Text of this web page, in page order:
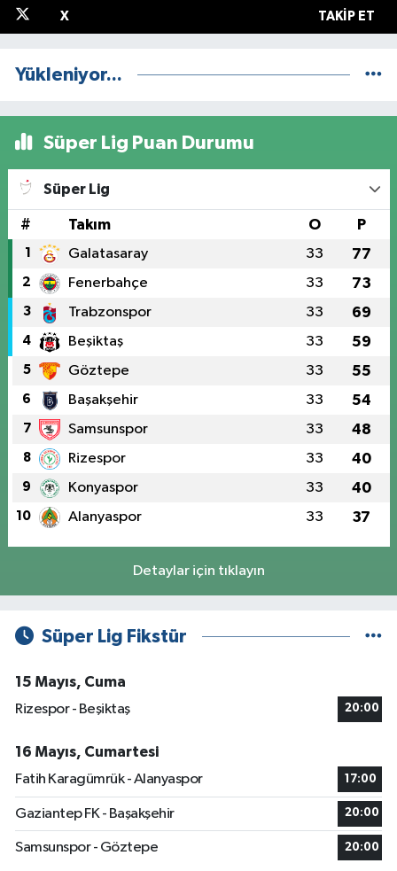
X TAKIP ET
Yükleniyor...
Süper Lig Puan Durumu
Süper Lig
# Takım O P
1 Galatasaray 33 77
2 Fenerbahçe 33 73
3 Trabzonspor 33 69
4 Beşiktaş 33 59
5 Göztepe 33 55
6 Başakşehir 33 54
7 Samsunspor 33 48
8 Rizespor 33 40
9 Konyaspor 33 40
10 Alanyaspor 33 37
Detaylar için tıklayın
Süper Lig Fikstür
15 Mayıs, Cuma
Rizespor - Beşiktaş
20:00
16 Mayıs, Cumartesi
Fatih Karagümrük - Alanyaspor
17:00
Gaziantep FK - Başakşehir 20:00
Samsunspor - Göztepe 20:00